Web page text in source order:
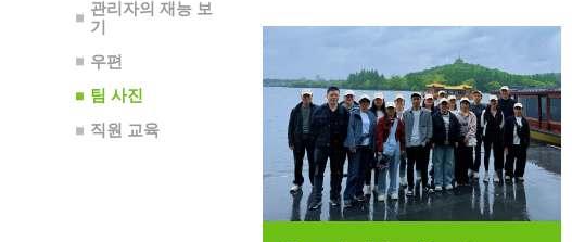
기
우편
팀 사진
직원 교육